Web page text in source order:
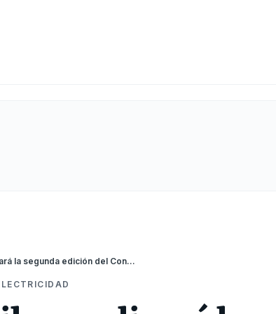
Grupo Distriluz realizará la segunda edición del Congreso Nacional BIM del sector electricidad